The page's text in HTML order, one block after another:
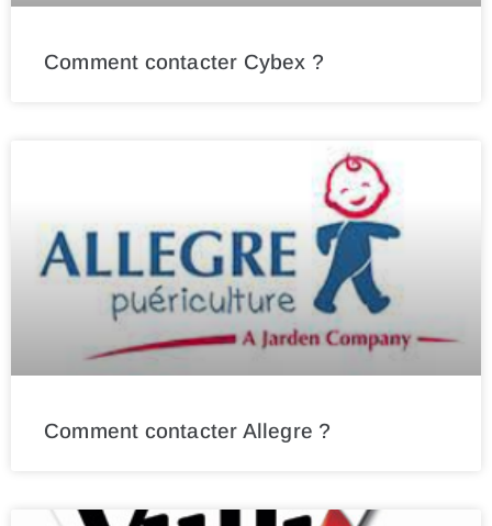
Comment contacter Cybex ?
Comment contacter Allegre ?